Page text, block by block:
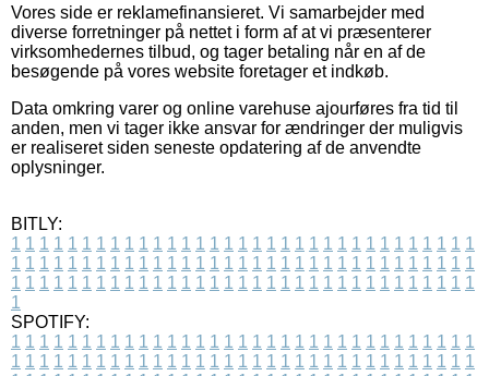
Vores side er reklamefinansieret. Vi samarbejder med
diverse forretninger på nettet i form af at vi præsenterer
virksomhedernes tilbud, og tager betaling når en af de
besøgende på vores website foretager et indkøb.
Data omkring varer og online varehuse ajourføres fra tid til
anden, men vi tager ikke ansvar for ændringer der muligvis
er realiseret siden seneste opdatering af de anvendte
oplysninger.
BITLY:
1 1 1 1 1 1 1 1 1 1 1 1 1 1 1 1 1 1 1 1 1 1 1 1 1 1 1 1 1 1 1 1 1
1 1 1 1 1 1 1 1 1 1 1 1 1 1 1 1 1 1 1 1 1 1 1 1 1 1 1 1 1 1 1 1 1
1 1 1 1 1 1 1 1 1 1 1 1 1 1 1 1 1 1 1 1 1 1 1 1 1 1 1 1 1 1 1 1 1
1
SPOTIFY:
1 1 1 1 1 1 1 1 1 1 1 1 1 1 1 1 1 1 1 1 1 1 1 1 1 1 1 1 1 1 1 1 1
1 1 1 1 1 1 1 1 1 1 1 1 1 1 1 1 1 1 1 1 1 1 1 1 1 1 1 1 1 1 1 1 1